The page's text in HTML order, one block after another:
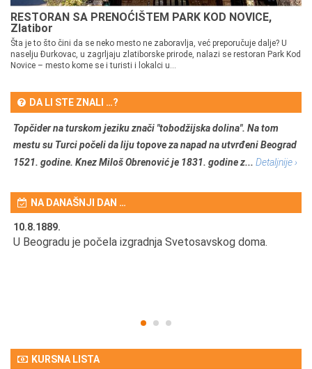
RESTORAN SA PRENOĆIŠTEM PARK KOD NOVICE,
Zlatibor
Šta je to što čini da se neko mesto ne zaboravlja, već preporučuje dalje? U
naselju Đurkovac, u zagrljaju zlatiborske prirode, nalazi se restoran Park Kod
Novice – mesto kome se i turisti i lokalci u...
DA LI STE ZNALI …?
Topčider na turskom jeziku znači "tobodžijska dolina". Na tom
mestu su Turci počeli da liju topove za napad na utvrđeni Beograd
1521. godine. Knez Miloš Obrenović je 1831. godine z... Detaljnije ›
NA DANAŠNJI DAN …
10.8.1889.
U Beogradu je počela izgradnja Svetosavskog doma.
KURSNA LISTA